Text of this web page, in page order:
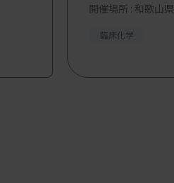
開催場所 : 和歌山県
臨床化学